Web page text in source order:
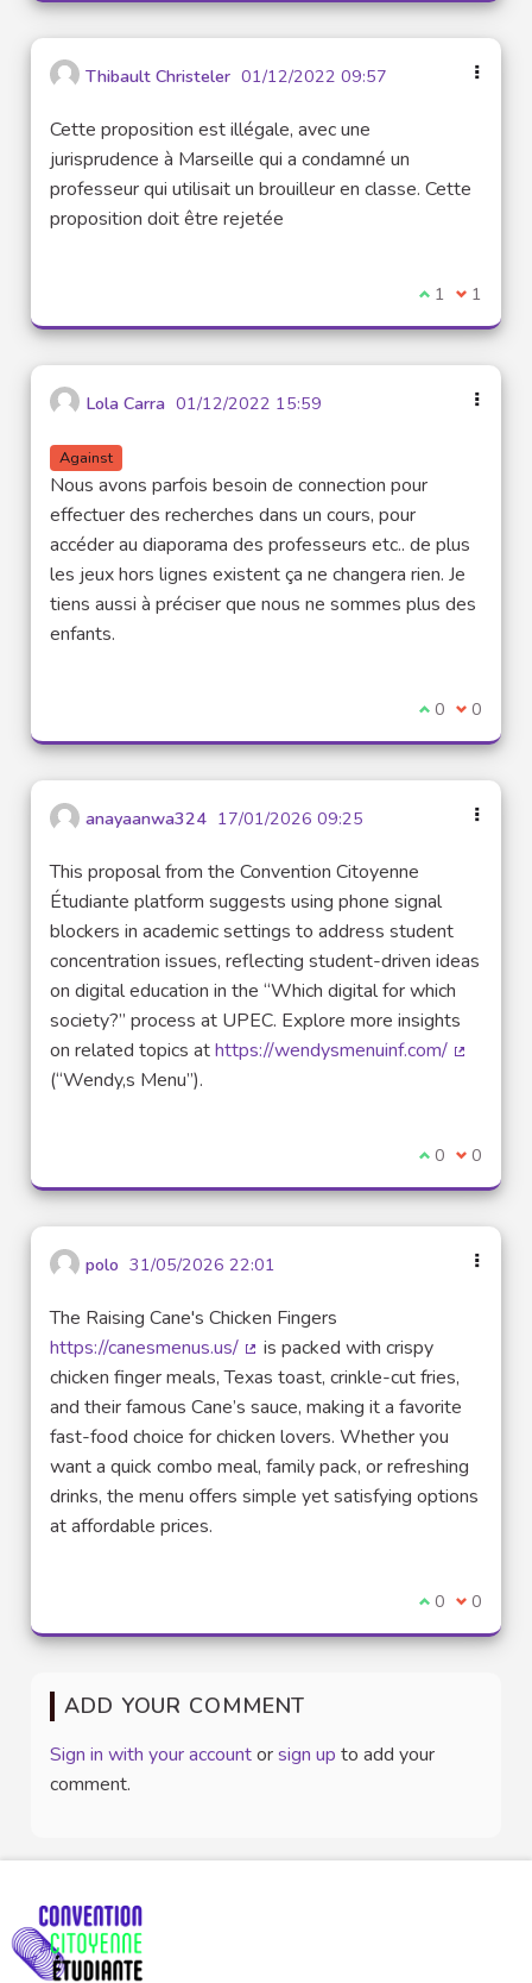
Thibault Christeler 01/12/2022 09:57
Cette proposition est illégale, avec une
jurisprudence à Marseille qui a condamné un
professeur qui utilisait un brouilleur en classe. Cette
proposition doit être rejetée
I agree with
1 I 1
Lola Carra 01/12/2022 15:59
Against
Nous avons parfois besoin de connection pour
effectuer des recherches dans un cours, pour
accéder au diaporama des professeurs etc.. de plus
les jeux hors lignes existent ça ne changera rien. Je
tiens aussi à préciser que nous ne sommes plus des
enfants.
I agree with
0 I 0
anayaanwa324 17/01/2026 09:25
This proposal from the Convention Citoyenne
Étudiante platform suggests using phone signal
blockers in academic settings to address student
concentration issues, reflecting student-driven ideas
on digital education in the “Which digital for which
society?” process at UPEC. Explore more insights
on related topics athttps://wendysmenuinf.com/
(“Wendy,s Menu”).
I agree with
0 I 0
polo 31/05/2026 22:01
The Raising Cane's Chicken Fingers
https://canesmenus.us/
(External link)
is packed with crispy
chicken finger meals, Texas toast, crinkle-cut fries,
and their famous Cane’s sauce, making it a favorite
fast-food choice for chicken lovers. Whether you
want a quick combo meal, family pack, or refreshing
drinks, the menu offers simple yet satisfying options
at affordable prices.
I agree with
0 I 0
ADD YOUR COMMENT
Sign in with your accountorsign up to add your
comment.